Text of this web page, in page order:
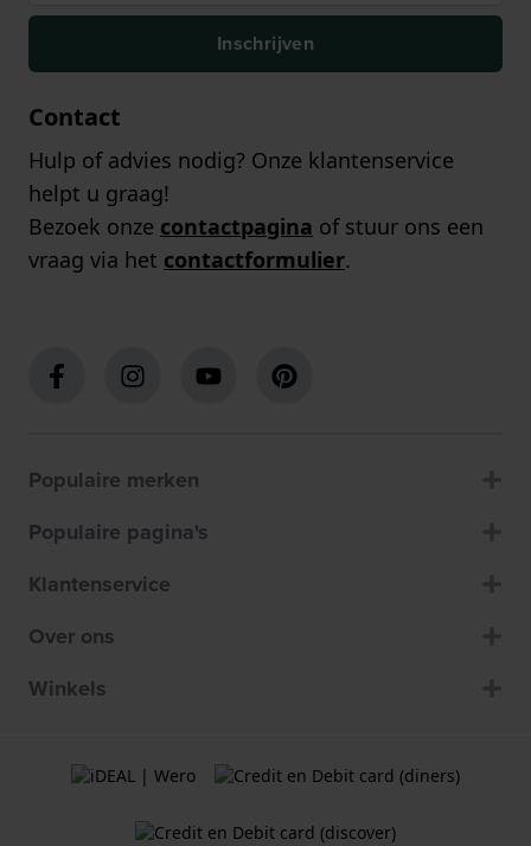
Inschrijven
Contact
Hulp of advies nodig? Onze klantenservice
helpt u graag!
Bezoek onze contactpagina of stuur ons een
vraag via het contactformulier.
Populaire merken
Populaire pagina's
Klantenservice
Over ons
Winkels